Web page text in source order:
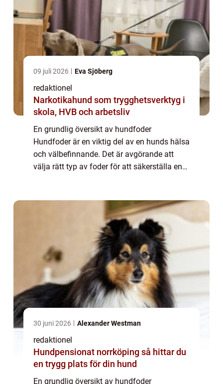
09 juli 2026 Eva Sjöberg
redaktionel
Narkotikahund som trygghetsverktyg i
skola, HVB och arbetsliv
En grundlig översikt av hundfoder
Hundfoder är en viktig del av en hunds hälsa
och välbefinnande. Det är avgörande att
välja rätt typ av foder för att säkerställa en
30 juni 2026 Alexander Westman
redaktionel
Hundpensionat norrköping så hittar du
en trygg plats för din hund
En grundlig översikt av hundfoder